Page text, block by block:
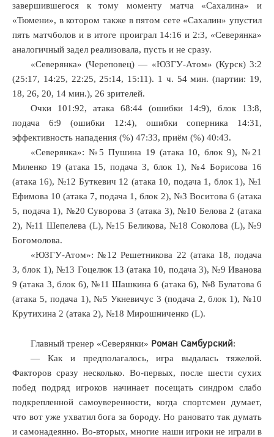
завершившегося к тому моменту матча «Сахалина» и
«Тюмени», в котором также в пятом сете «Сахалин» упустил
пять матчболов и в итоге проиграл 14:16 и 2:3, «Северянка»
аналогичный задел реализовала, пусть и не сразу.
«Северянка» (Череповец) — «ЮЗГУ-Атом» (Курск) 3:2
(25:17, 14:25, 22:25, 25:14, 15:11). 1 ч. 54 мин. (партии: 19,
18, 26, 20, 14 мин.), 26 зрителей.
Очки 101:92, атака 68:44 (ошибки 14:9), блок 13:8,
подача 6:9 (ошибки 12:4), ошибки соперника 14:31,
эффективность нападения (%) 47:33, приём (%) 40:43.
«Северянка»: №5 Пушина 19 (атака 10, блок 9), №21
Миленко 19 (атака 15, подача 3, блок 1), №4 Борисова 16
(атака 16), №12 Буткевич 12 (атака 10, подача 1, блок 1), №1
Ефимова 10 (атака 7, подача 1, блок 2), №3 Воситова 6 (атака
5, подача 1), №20 Суворова 3 (атака 3), №10 Белова 2 (атака
2), №11 Шепелева (L), №15 Беликова, №18 Соколова (L), №9
Богомолова.
«ЮЗГУ-Атом»: №12 Решетникова 22 (атака 18, подача
3, блок 1), №13 Гоцелюк 13 (атака 10, подача 3), №9 Иванова
9 (атака 3, блок 6), №11 Шашкина 6 (атака 6), №8 Булатова 6
(атака 5, подача 1), №5 Укневичус 3 (подача 2, блок 1), №10
Крутихина 2 (атака 2), №18 Мирошниченко (L).
Главный тренер «Северянки» Роман Самбурский:
— Как и предполагалось, игра выдалась тяжелой.
Факторов сразу несколько. Во-первых, после шести сухих
побед подряд игроков начинает посещать синдром слабо
подкрепленной самоуверенности, когда спортсмен думает,
что вот уже ухватил бога за бороду. Но рановато так думать
и самонадеянно. Во-вторых, многие наши игроки не играли в